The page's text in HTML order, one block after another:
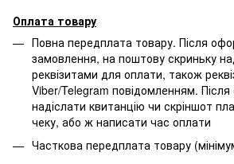
Оплата товару
Повна передплата товару. Після
замовлення, на поштову скриньку
реквізитами для оплати, також
Viber/Telegram повідомленням. Після
надіслати квитанцію чи скріншот
чеку, або ж написати час оплати
Часткова передплата товару